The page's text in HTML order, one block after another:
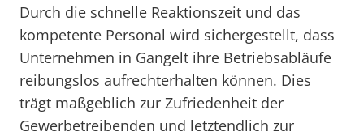
Durch die schnelle Reaktionszeit und das
kompetente Personal wird sichergestellt, dass
Unternehmen in Gangelt ihre Betriebsabläufe
reibungslos aufrechterhalten können. Dies
trägt maßgeblich zur Zufriedenheit der
Gewerbetreibenden und letztendlich zur